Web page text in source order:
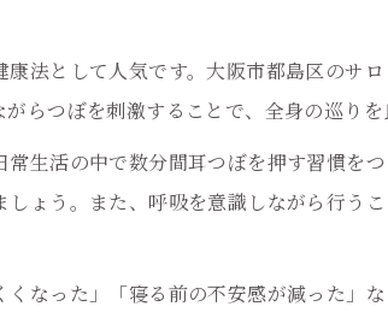
に合わせた耳つぼ活用の方法
経と心身を整える方法
が自律神経を整える理由
ンスを耳つぼで保つ秘訣
減に役立つ耳つぼケアの方法
乱れを耳つぼでケアする手順
法として人気です。大阪市都島区のサ
らつぼを刺激することで、全身の巡りを
生活の中で数分間耳つぼを押す習慣を
ょう。また、呼吸を意識しながら行う
なった」「寝る前の不安感が減った」